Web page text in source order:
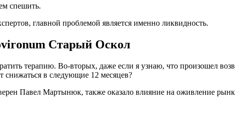
спешить.
главной проблемой является именно ликвидность.
Старый Оскол
терапию. Во-вторых, даже если я узнаю, что произошел
снижаться в следующие 12 месяцев?
Павел Мартынюк, также оказало влияние на оживление